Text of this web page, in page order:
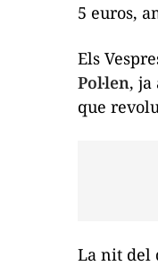
5 euros,
Els
Pol·len, ja
que
La nit del